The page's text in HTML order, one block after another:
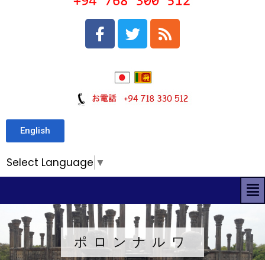
English
Select Language ▼
ポロンナルワ